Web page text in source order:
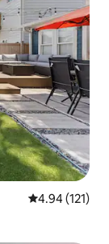
Rating medju
4.94 (121)